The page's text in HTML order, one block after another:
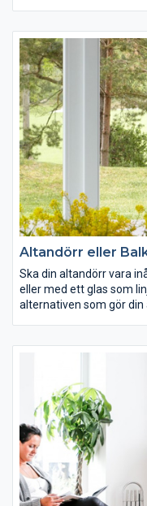
Altandörr eller
Ska din altandörr vara
eller med ett glas som
alternativen som gör din